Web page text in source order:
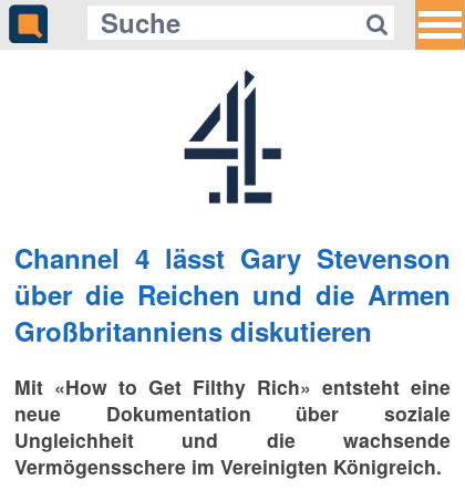
Channel 4 lässt Gary Stevenson
über die Reichen und die Armen
Großbritanniens diskutieren
Mit «How to Get Filthy Rich» entsteht eine
neue Dokumentation über soziale
Ungleichheit und die wachsende
Vermögensschere im Vereinigten Königreich.